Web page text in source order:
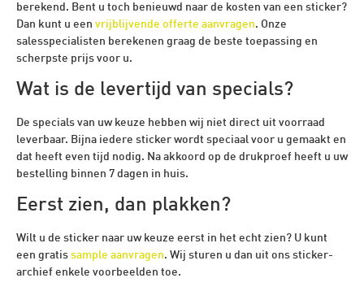
berekend. Bent u toch benieuwd naar de kosten van een sticker?
Dan kunt u een vrijblijvende offerte aanvragen. Onze
salesspecialisten berekenen graag de beste toepassing en
scherpste prijs voor u.
Wat is de levertijd van specials?
De specials van uw keuze hebben wij niet direct uit voorraad
leverbaar. Bijna iedere sticker wordt speciaal voor u gemaakt en
dat heeft even tijd nodig. Na akkoord op de drukproef heeft u uw
bestelling binnen 7 dagen in huis.
Eerst zien, dan plakken?
Wilt u de sticker naar uw keuze eerst in het echt zien? U kunt
een gratis sample aanvragen. Wij sturen u dan uit ons sticker-
archief enkele voorbeelden toe.